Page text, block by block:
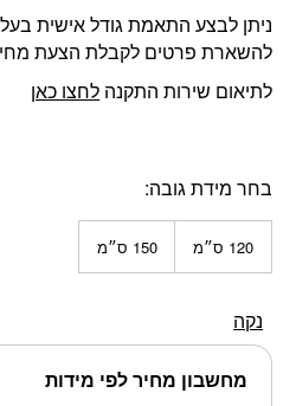
ניתן לבצע התאמת גודל אישית
להשארת פרטים לקבלת הצעת
לתיאום שירות התקנה לחצו כאן
בחר מידת גובה
120 ס״מ 150 ס״מ
נקה
מחשבון מחיר לפי מידות